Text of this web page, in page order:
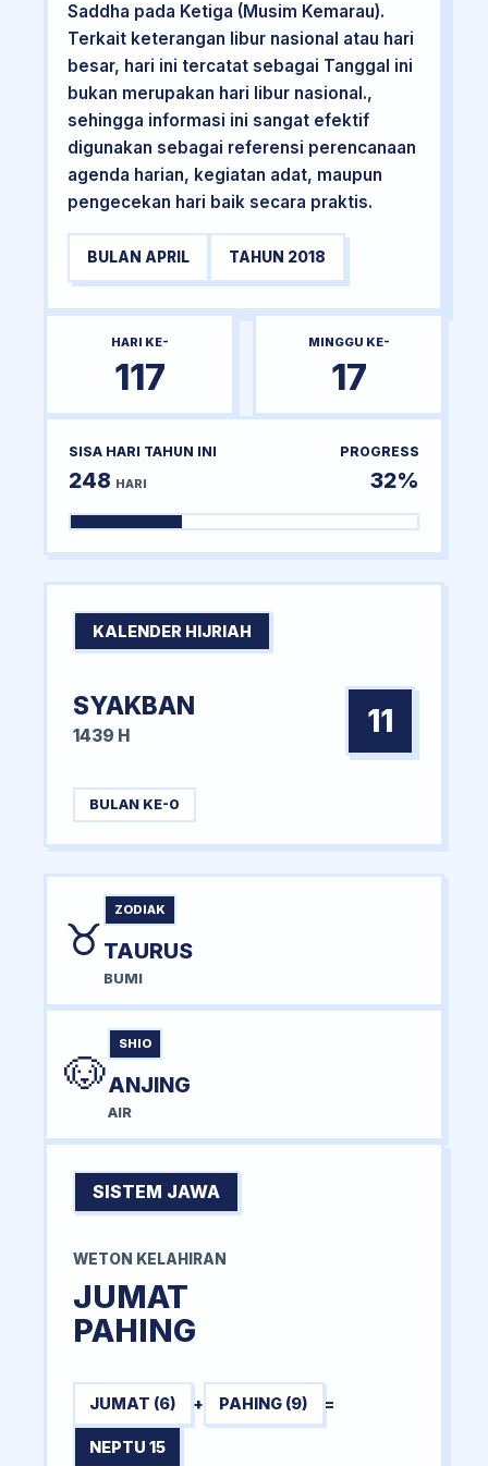
Saddha pada Ketiga (Musim Kemarau).
Terkait keterangan libur nasional atau hari
besar, hari ini tercatat sebagai Tanggal ini
bukan merupakan hari libur nasional.,
sehingga informasi ini sangat efektif
digunakan sebagai referensi perencanaan
agenda harian, kegiatan adat, maupun
pengecekan hari baik secara praktis.
BULAN APRIL TAHUN 2018
HARI KE-
117
MINGGU KE-
17
SISA HARI TAHUN INI
248 HARI
PROGRESS
32%
KALENDER HIJRIAH
SYAKBAN
1439 H 11
BULAN KE-0
♉
ZODIAK
TAURUS
BUMI
🐶
SHIO
ANJING
AIR
SISTEM JAWA
WETON KELAHIRAN
JUMAT
PAHING
JUMAT (6) + PAHING (9) =
NEPTU 15